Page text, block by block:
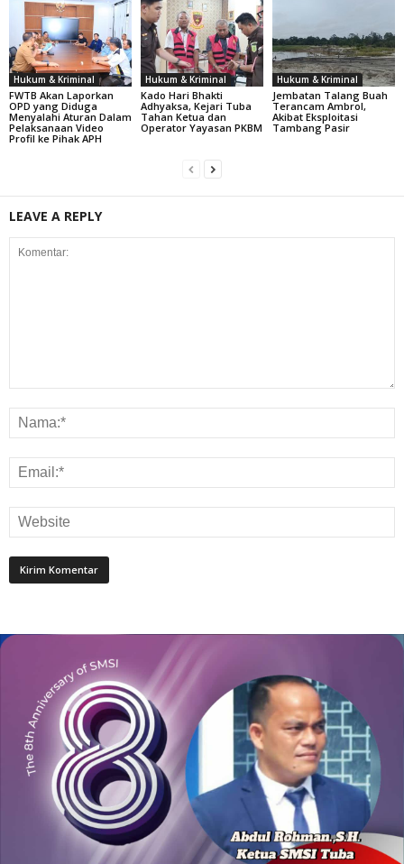
Hukum & Kriminal
FWTB Akan Laporkan
OPD yang Diduga
Menyalahi Aturan Dalam
Pelaksanaan Video
Profil ke Pihak APH
Hukum & Kriminal
Kado Hari Bhakti
Adhyaksa, Kejari Tuba
Tahan Ketua dan
Operator Yayasan PKBM
Hukum & Kriminal
Jembatan Talang Buah
Terancam Ambrol,
Akibat Eksploitasi
Tambang Pasir
LEAVE A REPLY